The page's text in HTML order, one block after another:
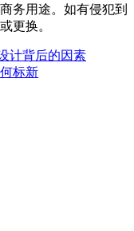
务用途。如有侵犯到
更换。
计背后的因素
标新